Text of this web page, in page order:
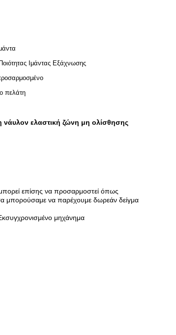
Ιμάντας Εξάχνωσης
πελάτη
νάυλον ελαστική ζώνη μη ολίσθησης
επίσης να προσαρμοστεί όπως
μπορούσαμε να παρέχουμε δωρεάν δείγμα
μηχάνημα